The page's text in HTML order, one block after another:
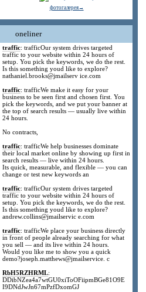
фотогалерея→
oneliner
traffic: trafficOur system drives targeted
traffic to your website within 24 hours of
setup. You pick the keywords, we do the rest.
Is this something youd like to explore?
nathaniel.brooks@jmailserv ice.com
traffic: trafficWe make it easy for your
business to be seen first and chosen first. You
pick the keywords, and we put your banner at
the top of search results — usually live within
24 hours.
No contracts,
traffic: trafficWe help businesses dominate
their local market online by showing up first in
search results — live within 24 hours.
Its quick, measurable, and flexible — you can
change or test new keywords an
traffic: trafficOur system drives targeted
traffic to your website within 24 hours of
setup. You pick the keywords, we do the rest.
Is this something youd like to explore?
andrew.collins@jmailservic e.com
traffic: trafficWe place your business directly
in front of people already searching for what
you sell — and its live within 24 hours.
Would you like me to show you a quick
demo?joseph.matthews@jmailservice. c
RbH5RZHRML:
DDibNZea4a7wtGU0xiToOFiipmBGe81O9E
I9DNdJwJn67mPzfDxomGJ